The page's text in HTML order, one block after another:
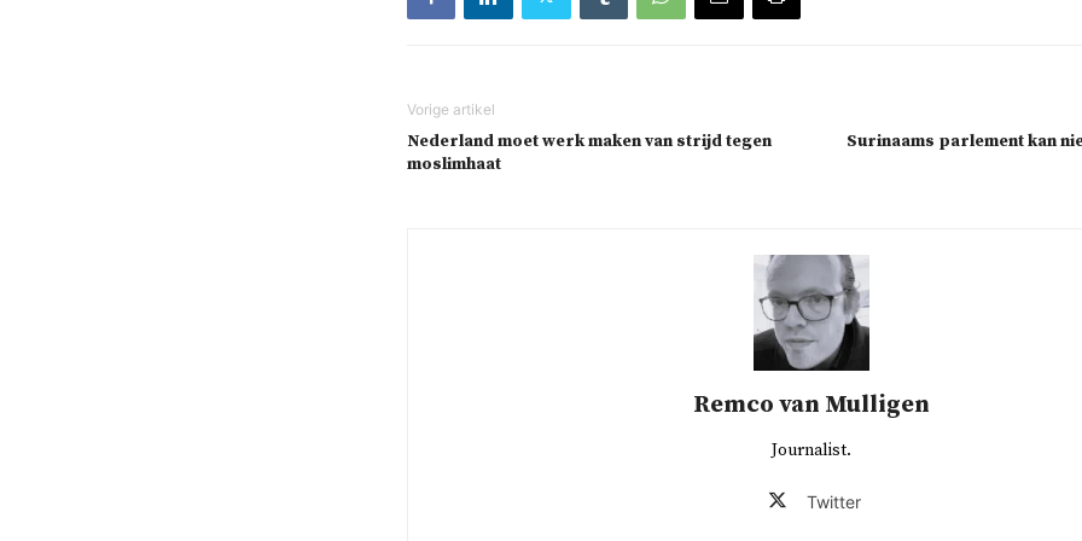
Nederland moet werk maken van strijd tegen
moslimhaat
Surinaams parlement kan
Remco van Mulligen
Journalist.
Twitter